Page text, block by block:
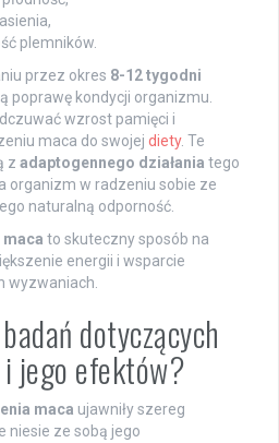
plemników.
przez okres 8-12 tygodni
poprawę kondycji organizmu.
wzrost pamięci i
maca do swojej diety. Te
z adaptogennego działania tego
organizm w radzeniu sobie ze
naturalną odporność.
to skuteczny sposób na
energii i wsparcie
wyzwaniach.
dotyczących
jego efektów?
maca ujawniły szereg
niesie ze sobą jego